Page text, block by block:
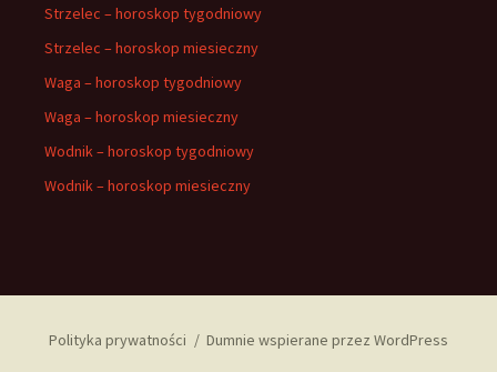
Strzelec – horoskop tygodniowy
Strzelec – horoskop miesieczny
Waga – horoskop tygodniowy
Waga – horoskop miesieczny
Wodnik – horoskop tygodniowy
Wodnik – horoskop miesieczny
Polityka prywatności Dumnie wspierane przez WordPress